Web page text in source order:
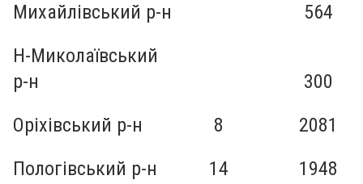
Михайлівський р-н
564
Н-Миколаївський
р-н
300
Оріхівський р-н
8
2081
Пологівський р-н
14
1948